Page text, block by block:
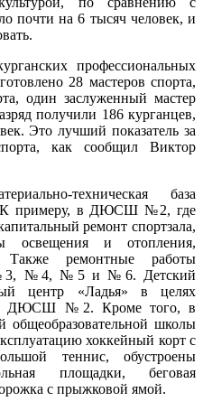
почти на 6 тысяч человек, и
профессиональных
28 мастеров спорта,
один заслуженный мастер
получили 186 курганцев,
Это лучший показатель за
как сообщил Виктор
техническая база
К примеру, в ДЮСШ №2, где
ремонт спортзала,
освещения и отопления,
ремонтные работы
№3, №4, №5 и №6. Детский
центр «Ладья» в целях
ДЮСШ №2. Кроме того, в
общеобразовательной школы
хоккейный корт с
теннис, обустроены
площадки, беговая
с прыжковой ямой.